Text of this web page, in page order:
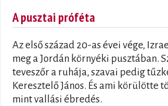
A pusztai próféta
Az első század 20-as évei vége,
meg a Jordán környéki pusztában.
teveszőr a ruhája, szavai pedig
Keresztelő János. És ami körülötte
mint vallási ébredés.